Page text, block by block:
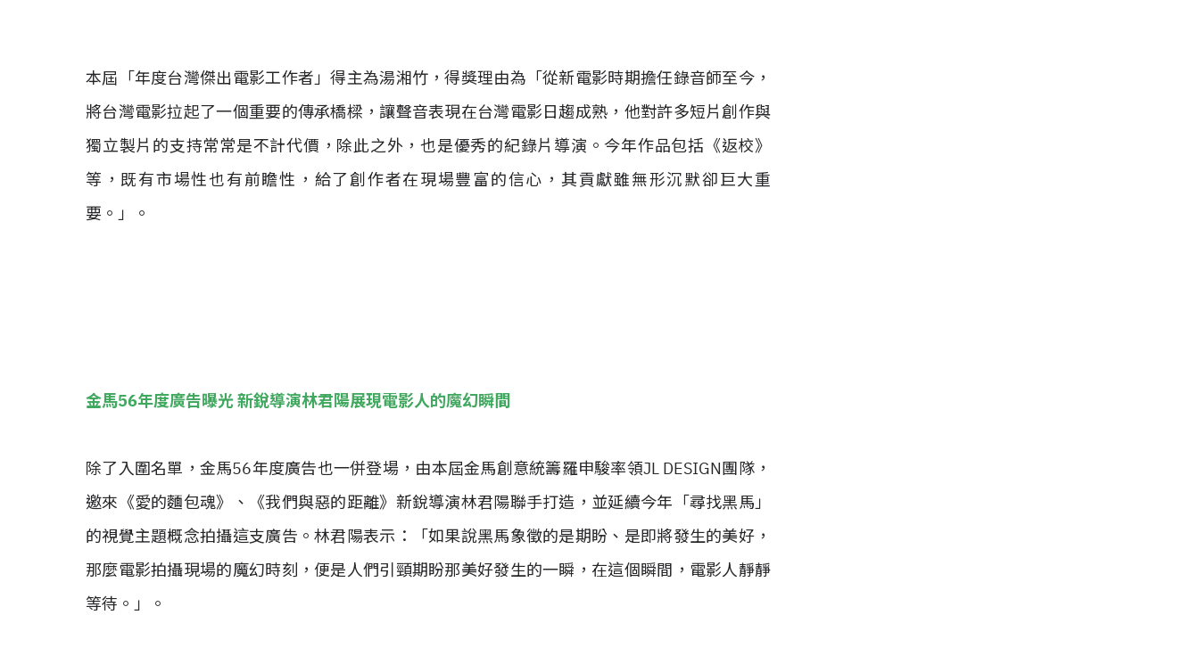
本屆「年度台灣傑出電影工作者」得主為湯湘竹，得獎理由為「從新電影時期擔任錄音師至今，
將台灣電影拉起了一個重要的傳承橋樑，讓聲音表現在台灣電影日趨成熟，他對許多短片創作與
獨立製片的支持常常是不計代價，除此之外，也是優秀的紀錄片導演。今年作品包括《返校》
等，既有市場性也有前瞻性，給了創作者在現場豐富的信心，其貢獻雖無形沉默卻巨大重
要。」。
金馬56年度廣告曝光 新銳導演林君陽展現電影人的魔幻瞬間
除了入圍名單，金馬56年度廣告也一併登場，由本屆金馬創意統籌羅申駿率領JL DESIGN團隊，
邀來《愛的麵包魂》、《我們與惡的距離》新銳導演林君陽聯手打造，並延續今年「尋找黑馬」
的視覺主題概念拍攝這支廣告。林君陽表示：「如果說黑馬象徵的是期盼、是即將發生的美好，
那麼電影拍攝現場的魔幻時刻，便是人們引頸期盼那美好發生的一瞬，在這個瞬間，電影人靜靜
等待。」。